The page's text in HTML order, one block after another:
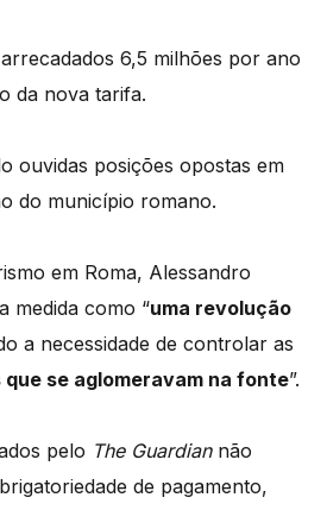
6,5 milhões por ano
da nova tarifa.
ouvidas posições opostas em
do município romano.
em Roma, Alessandro
medida como “uma revolução
a necessidade de controlar as
se aglomeravam na fonte”.
pelo The Guardiannão
de pagamento,